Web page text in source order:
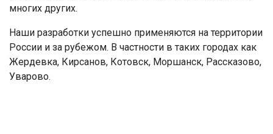
многих других.
Наши разработки успешно применяются на территории
России и за рубежом. В частности в таких городах как
Жердевка, Кирсанов, Котовск, Моршанск, Рассказово,
Уварово.